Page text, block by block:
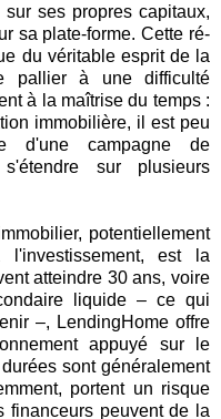
ses propres capitaux,
sa plate-forme. Cette ré-
du véritable esprit de la
pallier à une difficulté
à la maîtrise du temps :
immobilière, il est peu
d'une campagne de
sur plusieurs
potentiellement
est la
atteindre 30 ans, voire
liquide – ce qui
–, LendingHome offre
appuyé sur le
sont généralement
portent un risque
financeurs peuvent de la